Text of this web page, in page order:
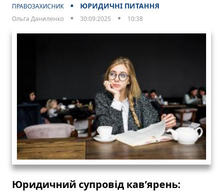
ПРАВОЗАХИСНИК ЮРИДИЧНІ ПИТАННЯ
Ольга Даниленко 30:09:2025 10:38
Юридичний супровід кав’ярень: